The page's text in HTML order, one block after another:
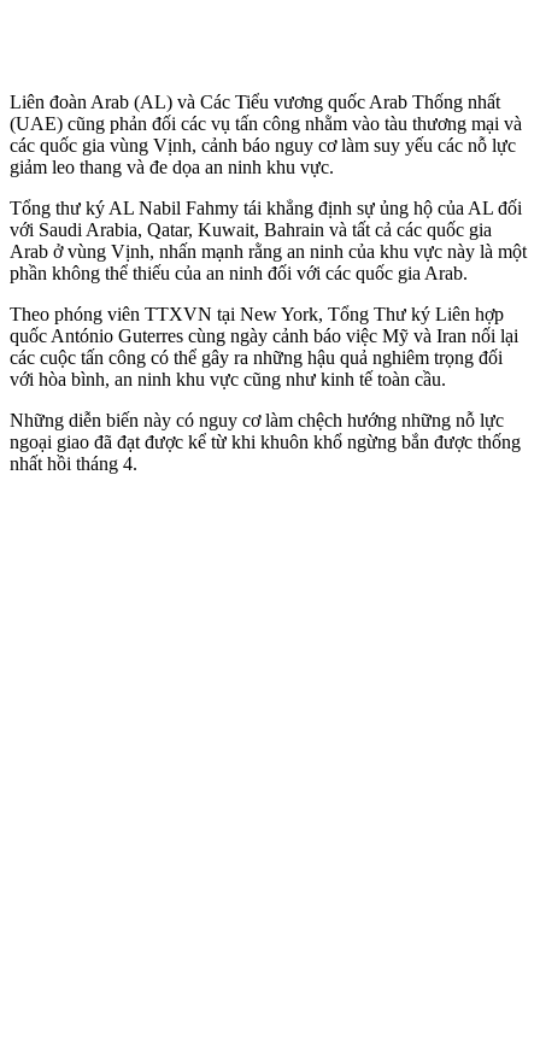
Liên đoàn Arab (AL) và Các Tiểu vương quốc Arab Thống nhất
(UAE) cũng phản đối các vụ tấn công nhằm vào tàu thương mại và
các quốc gia vùng Vịnh, cảnh báo nguy cơ làm suy yếu các nỗ lực
giảm leo thang và đe dọa an ninh khu vực.
Tổng thư ký AL Nabil Fahmy tái khẳng định sự ủng hộ của AL đối
với Saudi Arabia, Qatar, Kuwait, Bahrain và tất cả các quốc gia
Arab ở vùng Vịnh, nhấn mạnh rằng an ninh của khu vực này là một
phần không thể thiếu của an ninh đối với các quốc gia Arab.
Theo phóng viên TTXVN tại New York, Tổng Thư ký Liên hợp
quốc António Guterres cùng ngày cảnh báo việc Mỹ và Iran nối lại
các cuộc tấn công có thể gây ra những hậu quả nghiêm trọng đối
với hòa bình, an ninh khu vực cũng như kinh tế toàn cầu.
Những diễn biến này có nguy cơ làm chệch hướng những nỗ lực
ngoại giao đã đạt được kể từ khi khuôn khổ ngừng bắn được thống
nhất hồi tháng 4.